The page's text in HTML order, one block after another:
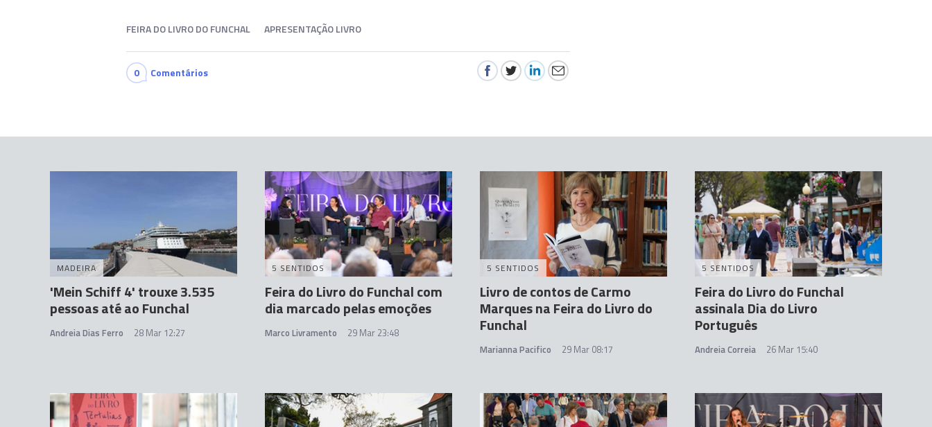
FEIRA DO LIVRO DO FUNCHAL APRESENTAÇÃO LIVRO
0 Comentários
MADEIRA
'Mein Schiff 4' trouxe 3.535
pessoas até ao Funchal
Andreia Dias Ferro 28 Mar 12:27
5 SENTIDOS
Feira do Livro do Funchal com
dia marcado pelas emoções
Marco Livramento 29 Mar 23:48
5 SENTIDOS
Livro de contos de Carmo
Marques na Feira do Livro do
Funchal
Marianna Pacifico 29 Mar 08:17
5 SENTIDOS
Feira do Livro do Funchal
assinala Dia do Livro
Português
Andreia Correia 26 Mar 15:40